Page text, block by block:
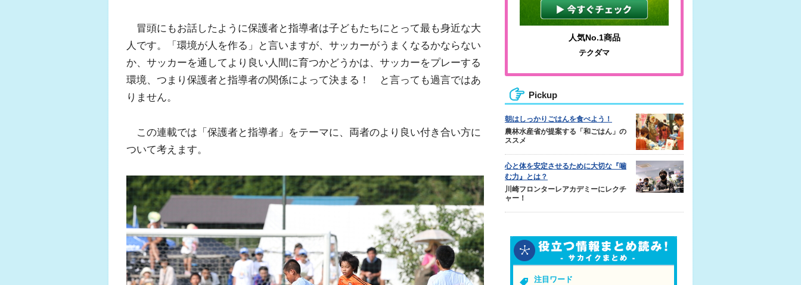
冒頭にもお話したように保護者と指導者は子どもたちにとって最も身近な大
人です。「環境が人を作る」と言いますが、サッカーがうまくなるかならない
か、サッカーを通してより良い人間に育つかどうかは、サッカーをプレーする
環境、つまり保護者と指導者の関係によって決まる！ と言っても過言ではあ
りません。
この連載では「保護者と指導者」をテーマに、両者のより良い付き合い方に
ついて考えます。
ふくらはぎの張りや疲れに
ジュニアレッグリカバリー テクダマ
わかりやすい質問に沿って書ける
サカイクサッカーノート
Pickup
朝はしっかりごはんを食べよう！
農林水産省が提案する「和ごはん」の
ススメ
心と体を安定させるために大切な『噛
む力』とは？
川崎フロンターレアカデミーにレクチ
ャー！
注目ワード